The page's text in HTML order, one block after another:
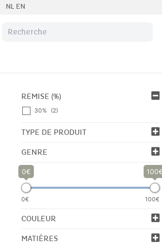
NL EN
REMISE (%)
30% (2)
TYPE DE PRODUIT
GENRE
0 100
0€ 100€
COULEUR
MATIÈRES